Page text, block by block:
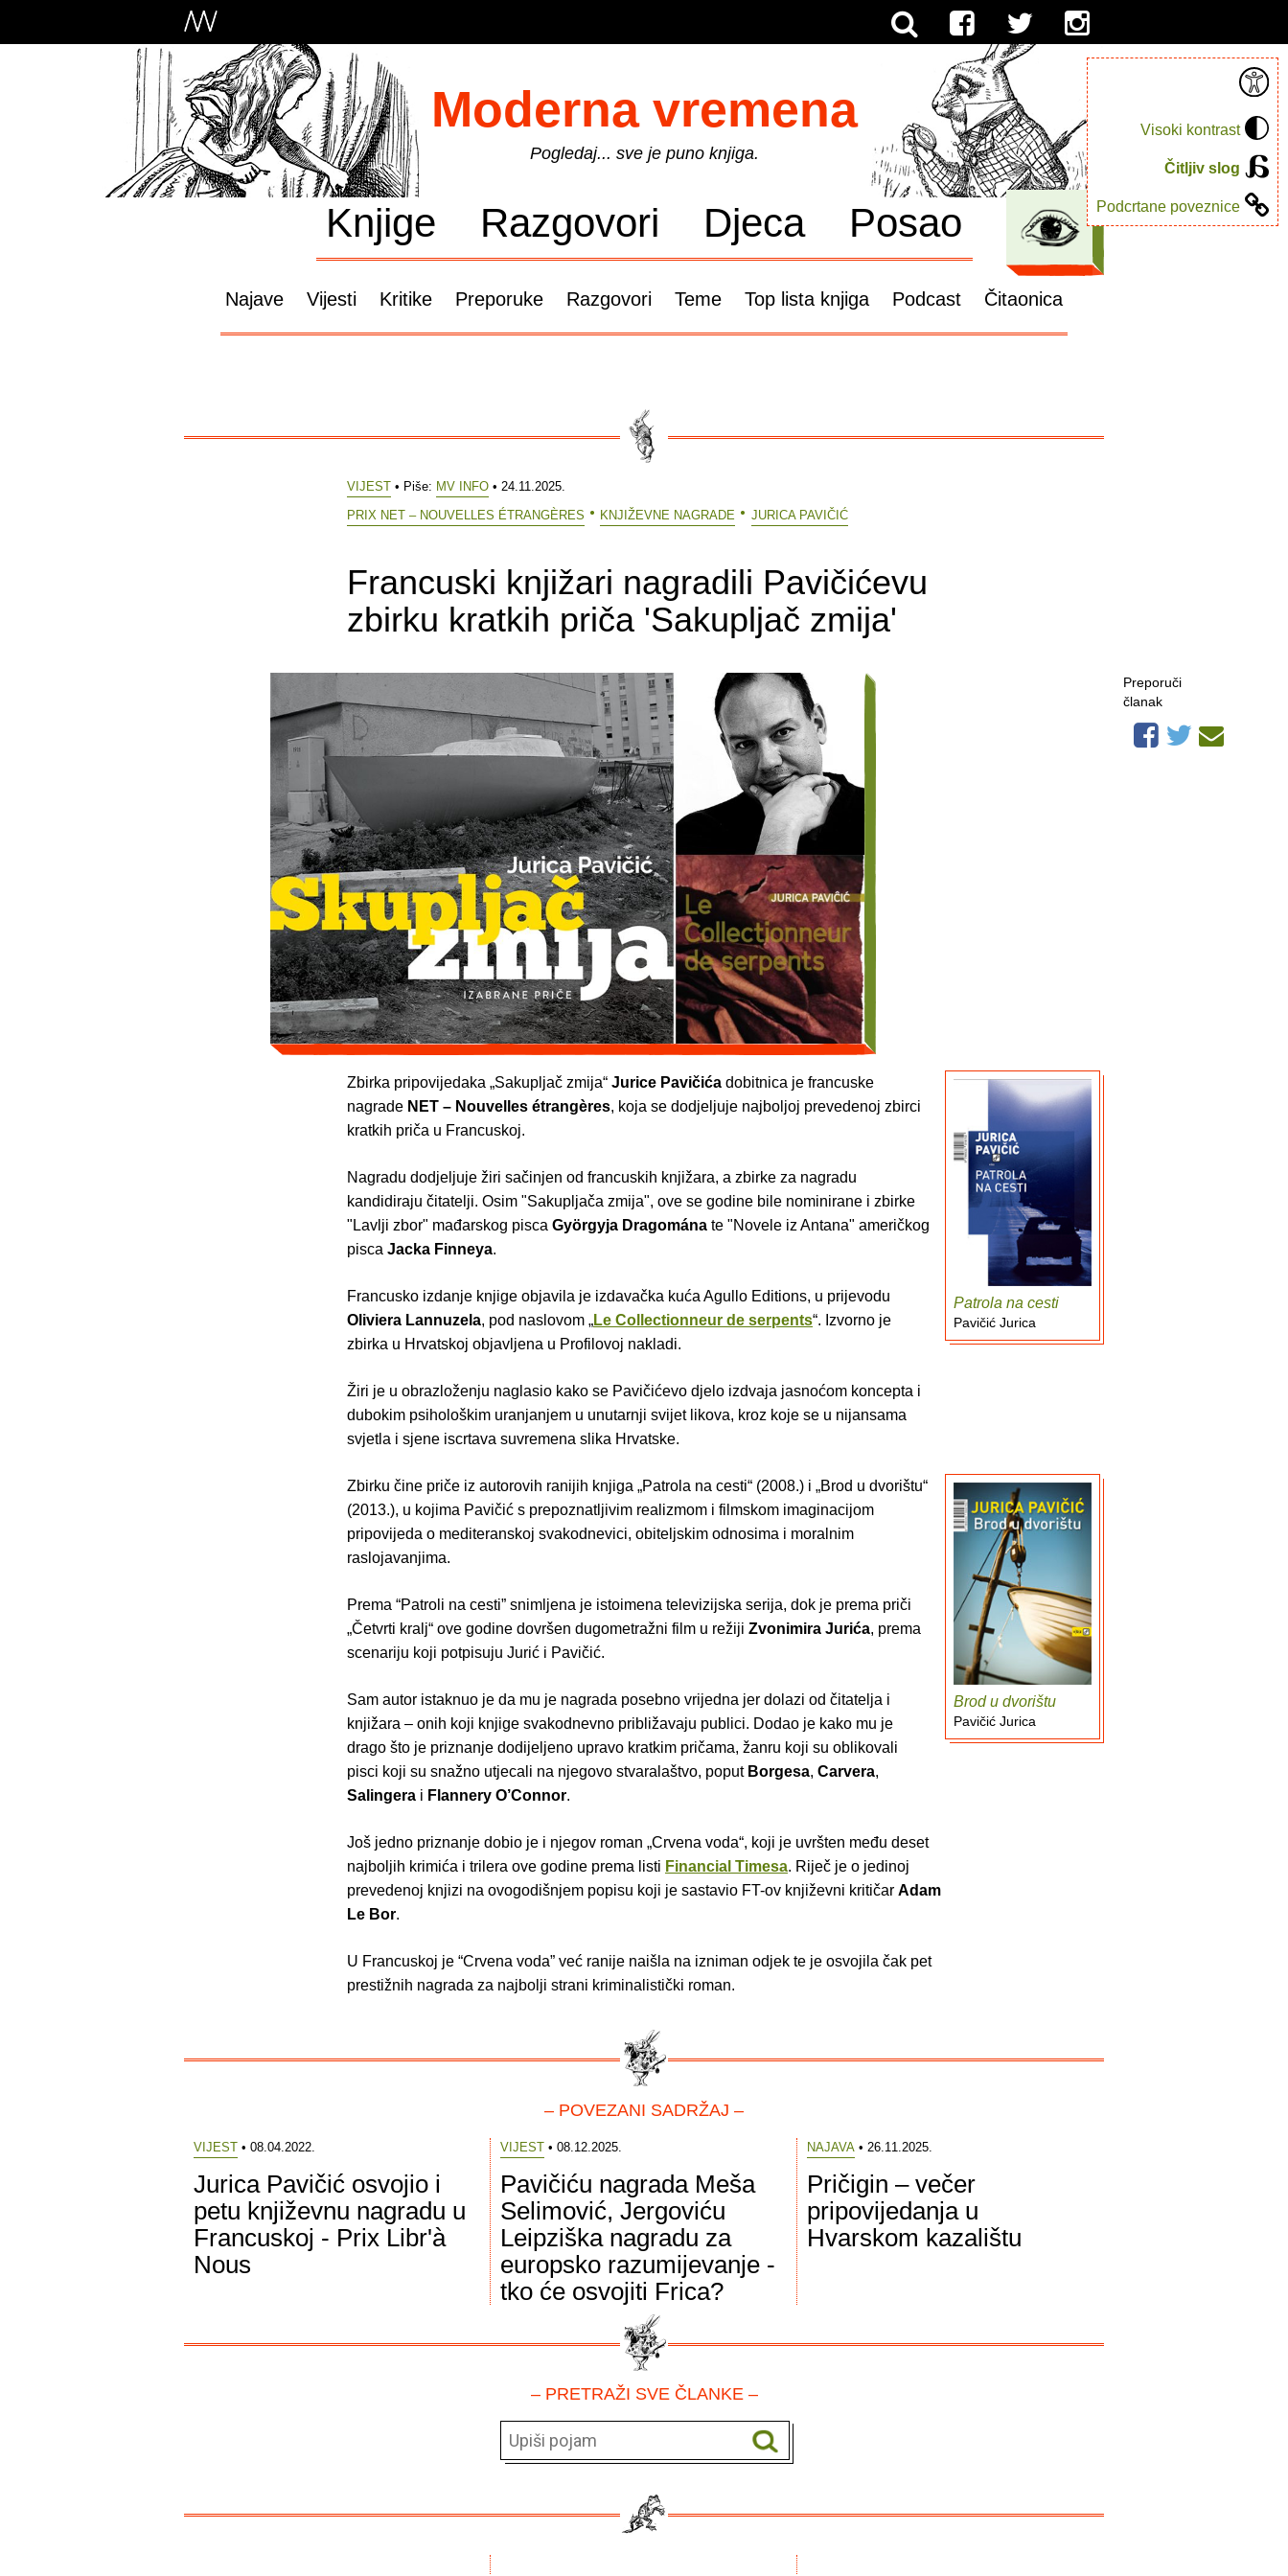
Visoki kontrast
Čitljiv slog
Podcrtane poveznice
Moderna vremena
Pogledaj... sve je puno knjiga.
Knjige Razgovori Djeca Posao
Najave Vijesti Kritike Preporuke Razgovori Teme Top lista knjiga Podcast Čitaonica
VIJEST • Piše: MV INFO • 24.11.2025.
PRIX NET – NOUVELLES ÉTRANGÈRES
KNJIŽEVNE NAGRADE JURICA PAVIČIĆ
Francuski knjižari nagradili Pavičićevu
zbirku kratkih priča 'Sakupljač zmija'
Patrola na cesti
Pavičić Jurica
Zbirka pripovijedaka „Sakupljač zmija“ Jurice Pavičića dobitnica je francuske
nagrade NET – Nouvelles étrangères, koja se dodjeljuje najboljoj prevedenoj zbirci
kratkih priča u Francuskoj.
Nagradu dodjeljuje žiri sačinjen od francuskih knjižara, a zbirke za nagradu
kandidiraju čitatelji. Osim "Sakupljača zmija", ove se godine bile nominirane i zbirke
"Lavlji zbor" mađarskog pisca Györgyja Dragomána te "Novele iz Antana" američkog
pisca Jacka Finneya.
Francusko izdanje knjige objavila je izdavačka kuća Agullo Editions, u prijevodu
Oliviera Lannuzela, pod naslovom „Le Collectionneur de serpents“. Izvorno je
zbirka u Hrvatskoj objavljena u Profilovoj nakladi.
Žiri je u obrazloženju naglasio kako se Pavičićevo djelo izdvaja jasnoćom koncepta i
dubokim psihološkim uranjanjem u unutarnji svijet likova, kroz koje se u nijansama
svjetla i sjene iscrtava suvremena slika Hrvatske.
Brod u dvorištu
Pavičić Jurica
Zbirku čine priče iz autorovih ranijih knjiga „Patrola na cesti“ (2008.) i „Brod u dvorištu“
(2013.), u kojima Pavičić s prepoznatljivim realizmom i filmskom imaginacijom
pripovijeda o mediteranskoj svakodnevici, obiteljskim odnosima i moralnim
raslojavanjima.
Prema “Patroli na cesti” snimljena je istoimena televizijska serija, dok je prema priči
„Četvrti kralj“ ove godine dovršen dugometražni film u režiji Zvonimira Jurića, prema
scenariju koji potpisuju Jurić i Pavičić.
Sam autor istaknuo je da mu je nagrada posebno vrijedna jer dolazi od čitatelja i
knjižara – onih koji knjige svakodnevno približavaju publici. Dodao je kako mu je
drago što je priznanje dodijeljeno upravo kratkim pričama, žanru koji su oblikovali
pisci koji su snažno utjecali na njegovo stvaralaštvo, poput Borgesa, Carvera,
Salingera i Flannery O’Connor.
Još jedno priznanje dobio je i njegov roman „Crvena voda“, koji je uvršten među deset
najboljih krimića i trilera ove godine prema listi Financial Timesa. Riječ je o jedinoj
prevedenoj knjizi na ovogodišnjem popisu koji je sastavio FT-ov književni kritičar Adam
Le Bor.
U Francuskoj je “Crvena voda” već ranije naišla na izniman odjek te je osvojila čak pet
prestižnih nagrada za najbolji strani kriminalistički roman.
Preporuči
članak
– POVEZANI SADRŽAJ –
VIJEST• 08.04.2022.
Jurica Pavičić osvojio i
petu književnu nagradu u
Francuskoj - Prix Libr'à
Nous
VIJEST• 08.12.2025.
Pavičiću nagrada Meša
Selimović, Jergoviću
Leipziška nagradu za
europsko razumijevanje -
tko će osvojiti Frica?
NAJAVA• 26.11.2025.
Pričigin – večer
pripovijedanja u
Hvarskom kazalištu
– PRETRAŽI SVE ČLANKE –